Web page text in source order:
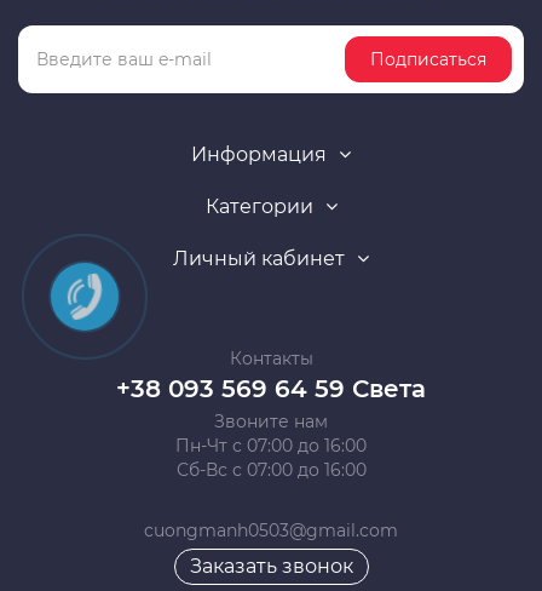
Подписаться
Информация
Категории
Личный кабинет
Контакты
+38 093 569 64 59 Света
Звоните нам
Пн-Чт с 07:00 до 16:00
Сб-Вс с 07:00 до 16:00
cuongmanh0503@gmail.com
Заказать звонок